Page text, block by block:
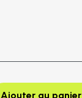
Ajouter au panier